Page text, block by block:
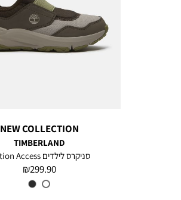
NEW COLLECTION
TIMBERLAND
סניקרס לילדים Motion Access
מחיר
מוצר
299.90 ₪
צבע
TAUPE